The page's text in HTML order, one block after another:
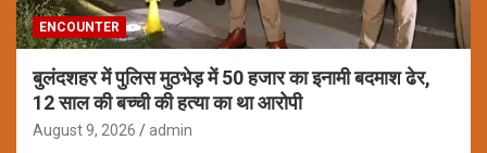
ENCOUNTER
बुलंदशहर में पुलिस मुठभेड़ में 50 हजार का इनामी बदमाश ढेर,
12 साल की बच्ची की हत्या का था आरोपी
August 9, 2026 admin